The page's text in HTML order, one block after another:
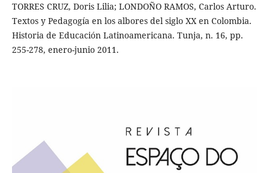
TORRES CRUZ, Doris Lilia; LONDOÑO RAMOS, Carlos Arturo.
Textos y Pedagogía en los albores del siglo XX en Colombia.
Historia de Educación Latinoamericana. Tunja, n. 16, pp.
255-278, enero-junio 2011.